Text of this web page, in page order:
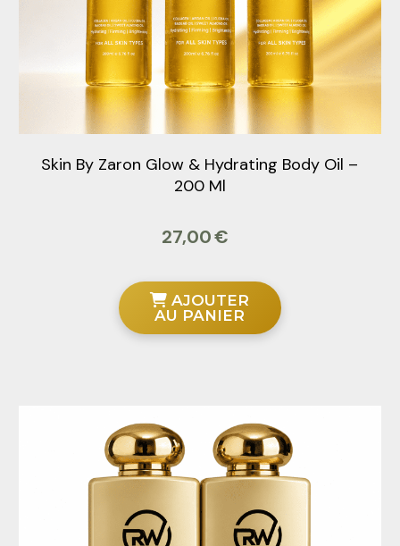
Skin By Zaron Glow & Hydrating Body Oil –
200 Ml
27,00€
AJOUTER
AU PANIER